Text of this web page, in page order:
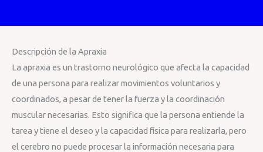
Descripción de la Apraxia
La apraxia es un trastorno neurológico que afecta la capacidad
de una persona para realizar movimientos voluntarios y
coordinados, a pesar de tener la fuerza y la coordinación
muscular necesarias. Esto significa que la persona entiende la
tarea y tiene el deseo y la capacidad física para realizarla, pero
el cerebro no puede procesar la información necesaria para